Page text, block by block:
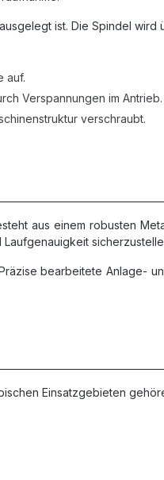
ist. Die Spindel wird
auf.
Verspannungen im Antrieb.
verschraubt.
aus einem robusten
bearbeitete Anlage-
Einsatzgebieten